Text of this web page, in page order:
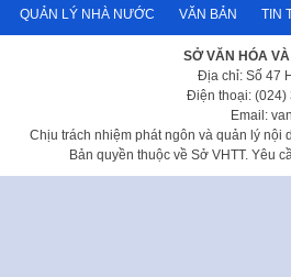
QUẢN LÝ NHÀ NƯỚC VĂN BẢN TIN
SỞ VĂN HÓA
Địa chỉ: Số 47
Điện thoại: (024)
Email:
Chịu trách nhiệm phát ngôn và quản lý nội
Bản quyền thuộc về Sở VHTT. Yêu